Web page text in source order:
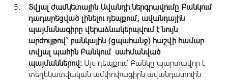
Տվյալ ժամկետային Ավանդի ներգրավումը Բանկում
դադարեցված լինելու դեպքում, ավանդային
պայմանագիրը վերաձևակերպվում է նույն
արժույթով` բանկային (ցպահանջ) հաշվի համար
տվյալ պահին Բանկում սահմանված
պայմաններով: Այս դեպքում Բանկը պարտավոր է
տեղեկատվական ամփոփագիրն ավանդատուին